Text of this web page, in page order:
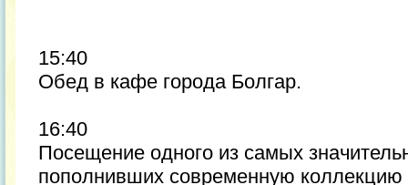
15:40
Обед в кафе города Болгар.
16:40
Посещение одного из самых
пополнивших современную коллекцию